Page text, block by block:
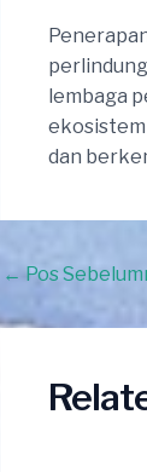
lembaga
ekosistem
dan
Post
← Pos